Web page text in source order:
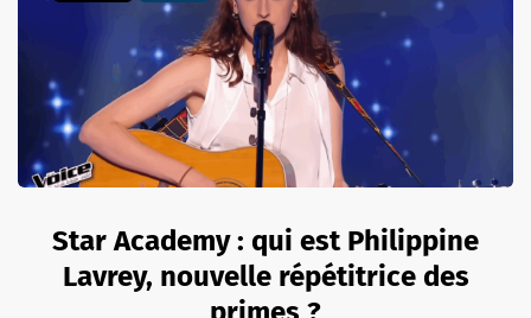
Star Academy : qui est Philippine
Lavrey, nouvelle répétitrice des